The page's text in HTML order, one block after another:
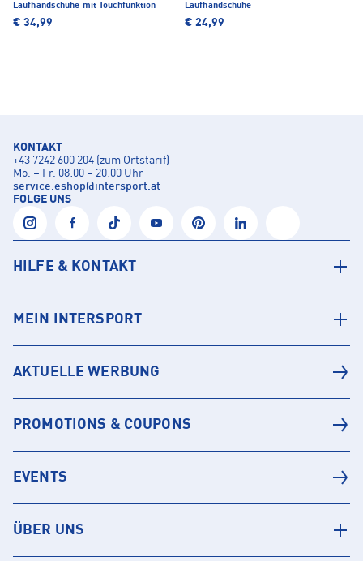
Laufhandschuhe mit Touchfunktion
€ 34,99
Laufhandschuhe
€ 24,99
KONTAKT
+43 7242 600 204 (zum Ortstarif)
Mo. – Fr. 08:00 – 20:00 Uhr
service.eshop@intersport.at
FOLGE UNS
HILFE & KONTAKT
MEIN INTERSPORT
AKTUELLE WERBUNG
PROMOTIONS & COUPONS
EVENTS
ÜBER UNS